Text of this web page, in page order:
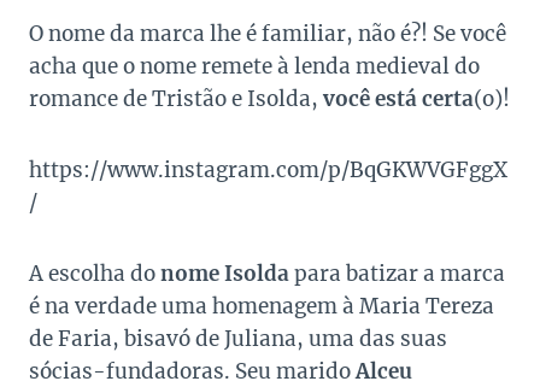
O nome da marca lhe é familiar, não é?! Se você
acha que o nome remete à lenda medieval do
romance de Tristão e Isolda, você está certa(o)!
https://www.instagram.com/p/BqGKWVGFggX
/
A escolha donome Isoldapara batizar a marca
é na verdade uma homenagem à Maria Tereza
de Faria, bisavó de Juliana, uma das suas
sócias-fundadoras. Seu maridoAlceu